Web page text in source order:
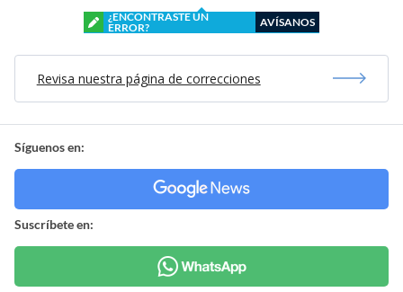
¿ENCONTRASTE UN
ERROR?
AVÍSANOS
Revisa nuestra página de correcciones
Síguenos en:
Suscríbete en: